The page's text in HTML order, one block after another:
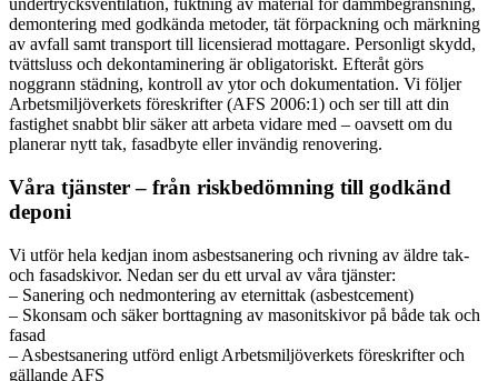
undertrycksventilation, fuktning av material för dammbegränsning,
demontering med godkända metoder, tät förpackning och märkning
av avfall samt transport till licensierad mottagare. Personligt skydd,
tvättsluss och dekontaminering är obligatoriskt. Efteråt görs
noggrann städning, kontroll av ytor och dokumentation. Vi följer
Arbetsmiljöverkets föreskrifter (AFS 2006:1) och ser till att din
fastighet snabbt blir säker att arbeta vidare med – oavsett om du
planerar nytt tak, fasadbyte eller invändig renovering.
Våra tjänster – från riskbedömning till godkänd
deponi
Vi utför hela kedjan inom asbestsanering och rivning av äldre tak-
och fasadskivor. Nedan ser du ett urval av våra tjänster:
– Sanering och nedmontering av eternittak (asbestcement)
– Skonsam och säker borttagning av masonitskivor på både tak och
fasad
– Asbestsanering utförd enligt Arbetsmiljöverkets föreskrifter och
gällande AFS